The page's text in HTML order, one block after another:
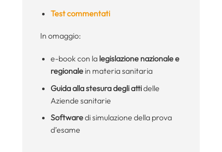
Test commentati
In omaggio:
e-book con la legislazione nazionale e
regionale in materia sanitaria
Guida alla stesura degli attidelle
Aziende sanitarie
Softwaredi simulazione della prova
d’esame